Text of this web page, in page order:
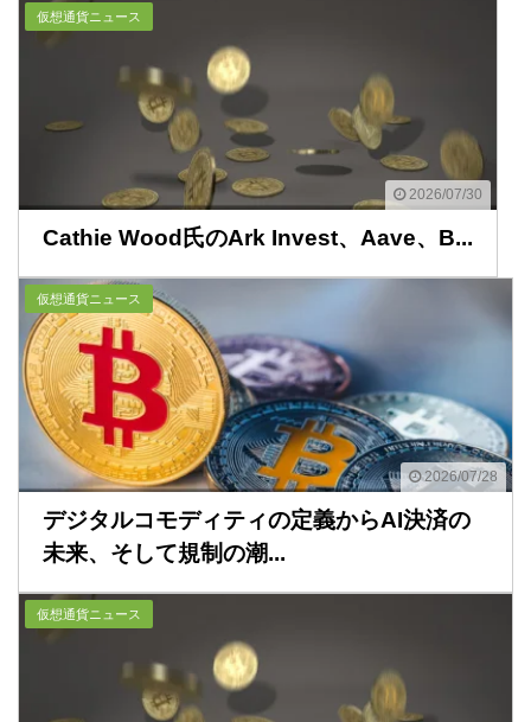
2026/07/30
仮想通貨ニュース
Cathie Wood氏のArk Invest、Aave、B...
2026/07/28
仮想通貨ニュース
デジタルコモディティの定義からAI決済の
未来、そして規制の潮...
仮想通貨ニュース